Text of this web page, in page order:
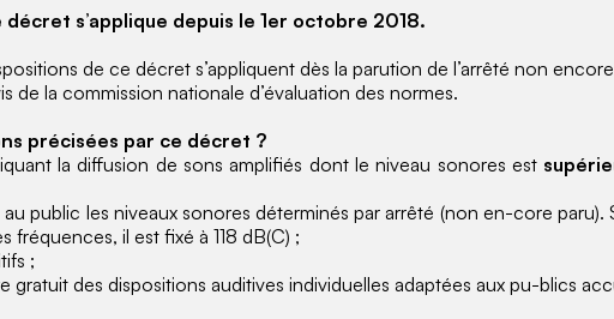
s’applique depuis le 1er octobre 2018.
de ce décret s’appliquent dès la parution de l’arrêté non
de la commission nationale d’évaluation des normes.
précisées par ce décret ?
la diffusion de sons amplifiés dont le niveau sonores est
public les niveaux sonores déterminés par arrêté (non en-core paru).
fréquences, il est fixé à 118 dB(C) ;
;
gratuit des dispositions auditives individuelles adaptées aux pu-blics